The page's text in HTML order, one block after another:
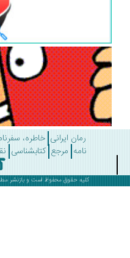
رمان ایرانی خاطره، سفرنامه و
مرجع کتابشناسی نقد
کلیه حقوق محفوظ است و بازنشر مطالب با